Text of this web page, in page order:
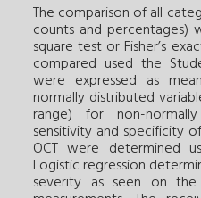
The comparison of all
counts and percentages)
square test or Fisher’s
compared used the
were expressed as
normally distributed
range) for non-
sensitivity and specificity
OCT were determined
Logistic regression
severity as seen on